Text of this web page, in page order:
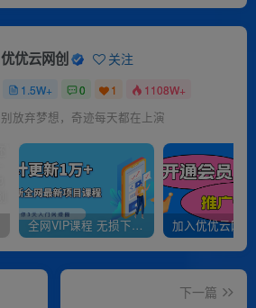
优优云网创 关注
1.5W+ 0 1 1108W+
别放弃梦想，奇迹每天都在上演
全网VIP课程 无损下载~
下一篇